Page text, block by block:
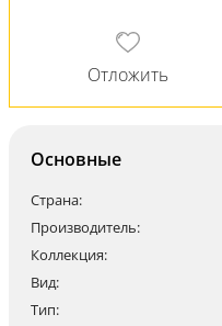
Основные
Страна:
Производитель:
Коллекция:
Вид:
Тип: